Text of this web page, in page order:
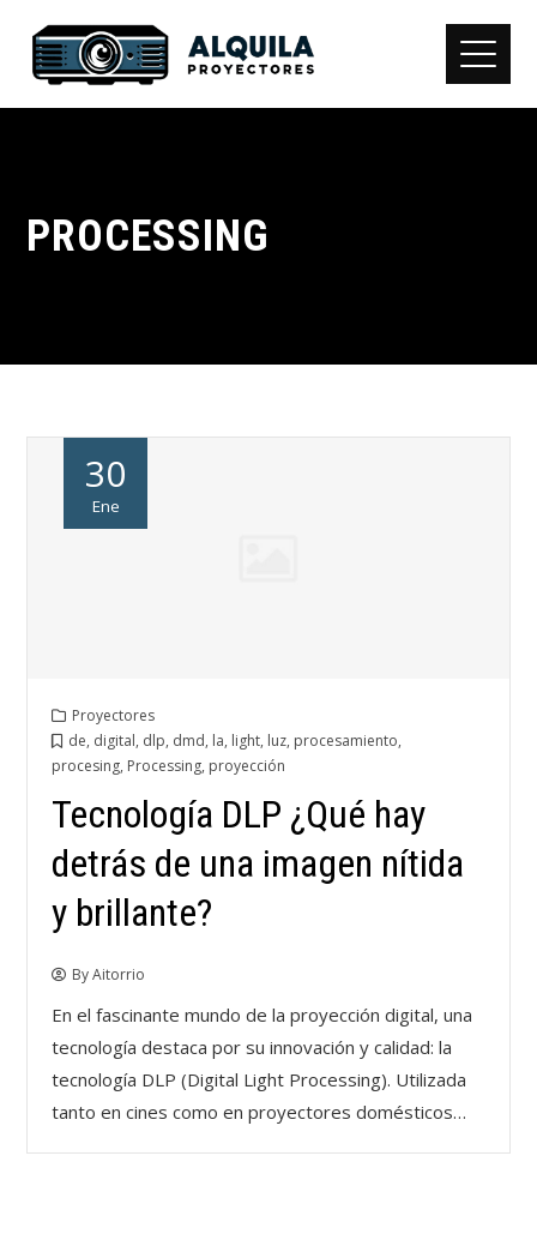
PROCESSING
30
Ene
Proyectores
de, digital, dlp, dmd, la, light, luz, procesamiento,
procesing, Processing, proyección
Tecnología DLP ¿Qué hay
detrás de una imagen nítida
y brillante?
ByAitorrio
En el fascinante mundo de la proyección digital, una
tecnología destaca por su innovación y calidad: la
tecnología DLP (Digital Light Processing). Utilizada
tanto en cines como en proyectores domésticos…